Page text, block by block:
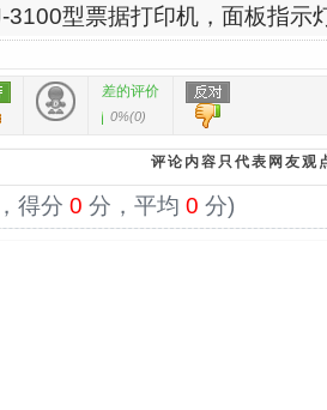
3100型票据打印机，面板指示
差的评价
0%(0)
评论内容只代表网友观
得分 0 分，平均 0 分)